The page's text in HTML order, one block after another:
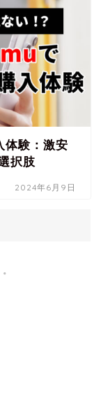
体験：激安
択肢
2024年6月9日